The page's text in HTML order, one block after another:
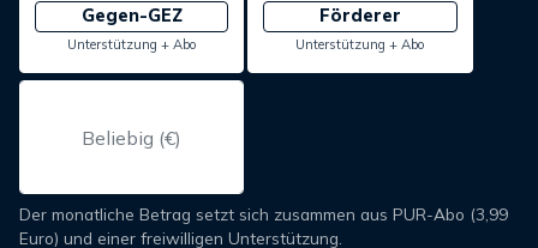
Gegen-GEZ
Unterstützung + Abo
Förderer
Unterstützung + Abo
Der monatliche Betrag setzt sich zusammen aus PUR-Abo (3,99
Euro) und einer freiwilligen Unterstützung.